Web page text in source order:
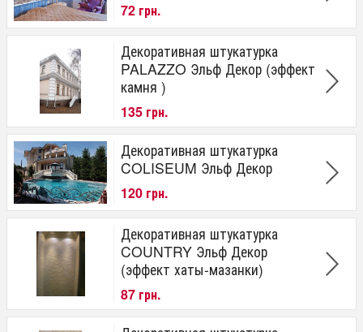
72 грн.
Декоративная штукатурка
PALAZZO Эльф Декор (эффект
камня )
135 грн.
Декоративная штукатурка
COLISEUM Эльф Декор
120 грн.
Декоративная штукатурка
COUNTRY Эльф Декор
(эффект хаты-мазанки)
87 грн.